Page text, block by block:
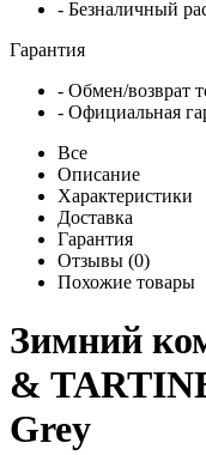
- Безналичный
Гарантия
- Обмен/возврат
- Официальная
Все
Описание
Характеристики
Доставка
Гарантия
Отзывы (0)
Похожие товары
Зимний
&
Grey